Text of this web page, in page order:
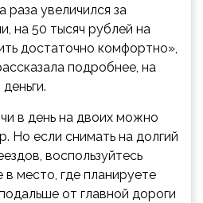
раза увеличился за
на 50 тысяч рублей на
достаточно комфортно»,
подробнее, на
в день на двоих можно
Но если снимать на долгий
воспользуйтесь
место, где планируете
от главной дороги